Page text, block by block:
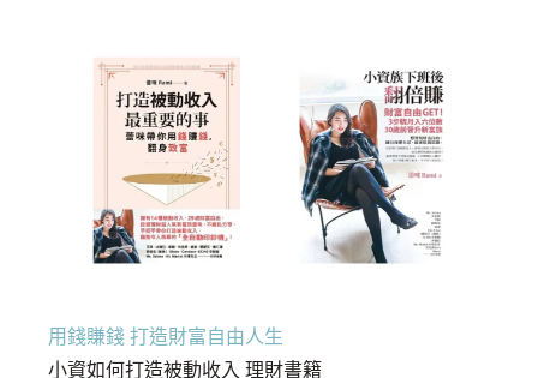
用錢賺錢 打造財富自由人生
小資如何打造被動收入 理財書籍